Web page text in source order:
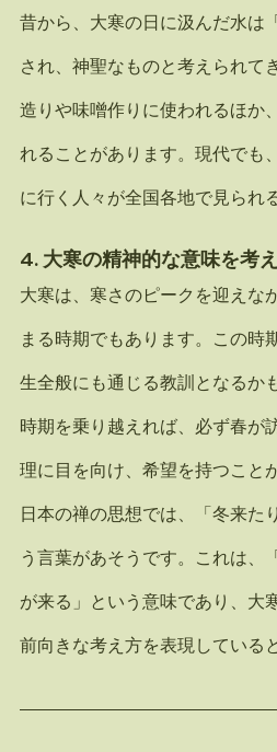
昔から、大寒の日に汲んだ水は
され、神聖なものと考えられて
造りや味噌作りに使われるほか
れることがあります。現代でも
に行く人々が全国各地で見られ
4. 大寒の精神的な意味を考
大寒は、寒さのピークを迎えな
まる時期でもあります。この時
生全般にも通じる教訓となるか
時期を乗り越えれば、必ず春が
理に目を向け、希望を持つこと
日本の禅の思想では、「冬来た
う言葉があそうです。これは、
が来る」という意味であり、大
前向きな考え方を表現している